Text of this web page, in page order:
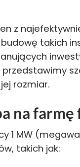
z
takich
rozmiar.
na
1 MW
takich jak: